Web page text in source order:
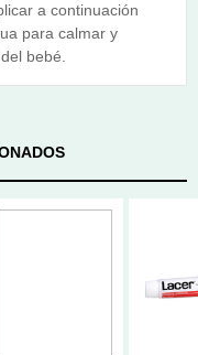
a continuación
para calmar y
bebé.